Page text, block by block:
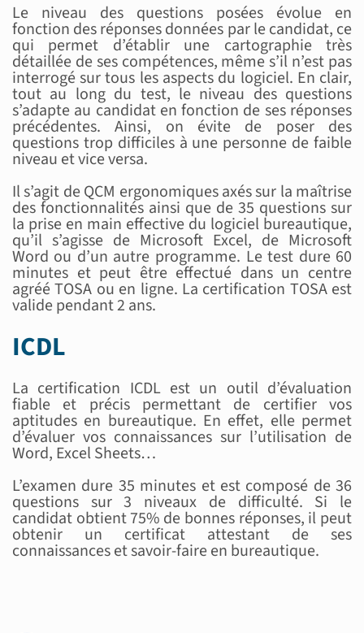
Le niveau des questions posées évolue en
fonction des réponses données par le candidat, ce
qui permet d’établir une cartographie très
détaillée de ses compétences, même s’il n’est pas
interrogé sur tous les aspects du logiciel. En clair,
tout au long du test, le niveau des questions
s’adapte au candidat en fonction de ses réponses
précédentes. Ainsi, on évite de poser des
questions trop difficiles à une personne de faible
niveau et vice versa.
Il s’agit de QCM ergonomiques axés sur la maîtrise
des fonctionnalités ainsi que de 35 questions sur
la prise en main effective du logiciel bureautique,
qu’il s’agisse de Microsoft Excel, de Microsoft
Word ou d’un autre programme. Le test dure 60
minutes et peut être effectué dans un centre
agréé TOSA ou en ligne. La certification TOSA est
valide pendant 2 ans.
ICDL
La certification ICDL est un outil d’évaluation
fiable et précis permettant de certifier vos
aptitudes en bureautique. En effet, elle permet
d’évaluer vos connaissances sur l’utilisation de
Word, Excel Sheets…
L’examen dure 35 minutes et est composé de 36
questions sur 3 niveaux de difficulté. Si le
candidat obtient 75% de bonnes réponses, il peut
obtenir un certificat attestant de ses
connaissances et savoir-faire en bureautique.